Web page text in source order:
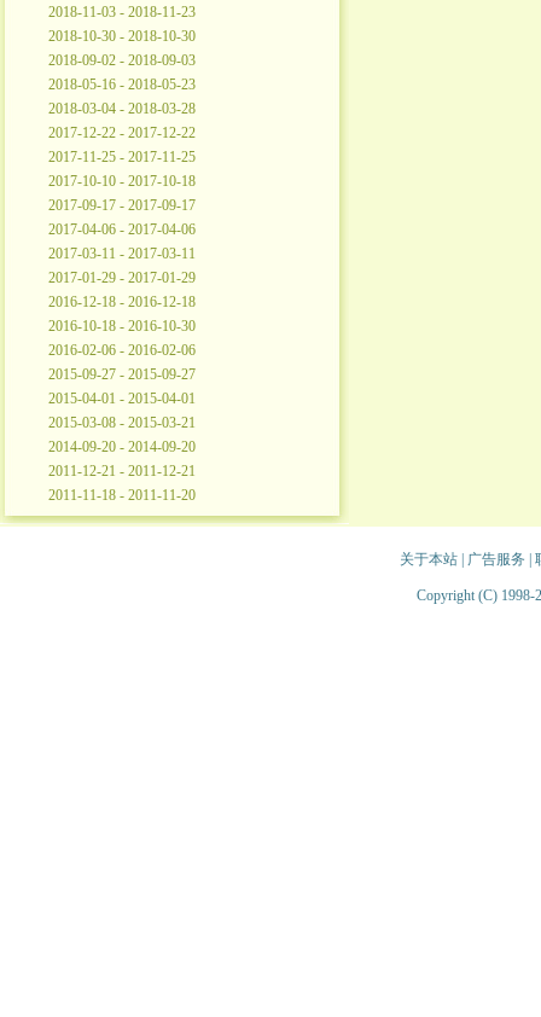
2018-11-03 - 2018-11-23
2018-10-30 - 2018-10-30
2018-09-02 - 2018-09-03
2018-05-16 - 2018-05-23
2018-03-04 - 2018-03-28
2017-12-22 - 2017-12-22
2017-11-25 - 2017-11-25
2017-10-10 - 2017-10-18
2017-09-17 - 2017-09-17
2017-04-06 - 2017-04-06
2017-03-11 - 2017-03-11
2017-01-29 - 2017-01-29
2016-12-18 - 2016-12-18
2016-10-18 - 2016-10-30
2016-02-06 - 2016-02-06
2015-09-27 - 2015-09-27
2015-04-01 - 2015-04-01
2015-03-08 - 2015-03-21
2014-09-20 - 2014-09-20
2011-12-21 - 2011-12-21
2011-11-18 - 2011-11-20
关于本站| 广告服务
Copyright (C) 1998-